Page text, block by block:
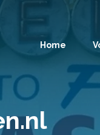
Home